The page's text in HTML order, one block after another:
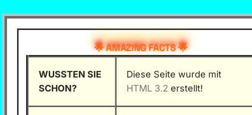
🌟 AMAZING FACTS 🌟
WUSSTEN SIE
SCHON?
Diese Seite wurde mit
HTML 3.2 erstellt!